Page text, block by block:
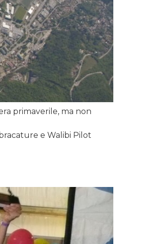
primaverile, ma non
e Walibi Pilot